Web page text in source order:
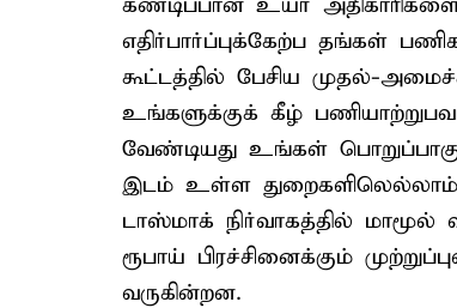
எதிர்பார்ப்புக்கேற்ப தங்கள்
கூட்டத்தில் பேசிய முதல்-
உங்களுக்குக் கீழ்
வேண்டியது உங்கள்
இடம் உள்ள துறைகளிலெல்லாம்
டாஸ்மாக் நிர்வாகத்தில் மாமூல்
ரூபாய் பிரச்சினைக்கும்
வருகின்றன.